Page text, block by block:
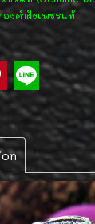
งคำฝังเพชรแท้